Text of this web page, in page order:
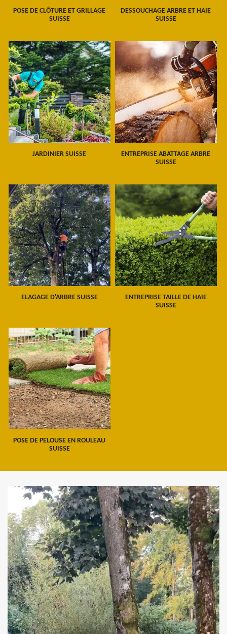
POSE DE CLÔTURE ET GRILLAGE
SUISSE
DESSOUCHAGE ARBRE ET HAIE
SUISSE
JARDINIER SUISSE
ENTREPRISE ABATTAGE ARBRE
SUISSE
ELAGAGE D'ARBRE SUISSE
ENTREPRISE TAILLE DE HAIE
SUISSE
POSE DE PELOUSE EN ROULEAU
SUISSE